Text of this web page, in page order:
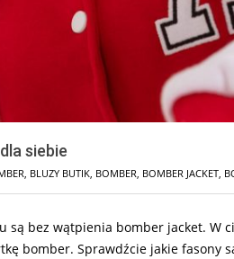
siebie
, BLUZY BUTIK, BOMBER, BOMBER JACKET,
bez wątpienia bomber jacket. W
bomber. Sprawdźcie jakie fasony